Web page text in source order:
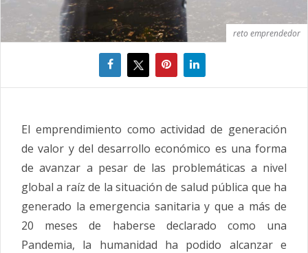
reto emprendedor
El emprendimiento como actividad de generación
de valor y del desarrollo económico es una forma
de avanzar a pesar de las problemáticas a nivel
global a raíz de la situación de salud pública que ha
generado la emergencia sanitaria y que a más de
20 meses de haberse declarado como una
Pandemia, la humanidad ha podido alcanzar e